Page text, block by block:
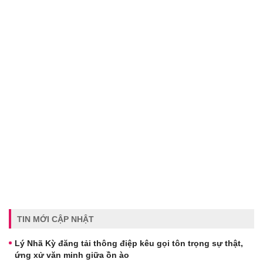
TIN MỚI CẬP NHẬT
Lý Nhã Kỳ đăng tải thông điệp kêu gọi tôn trọng sự thật,
ứng xử văn minh giữa ồn ào